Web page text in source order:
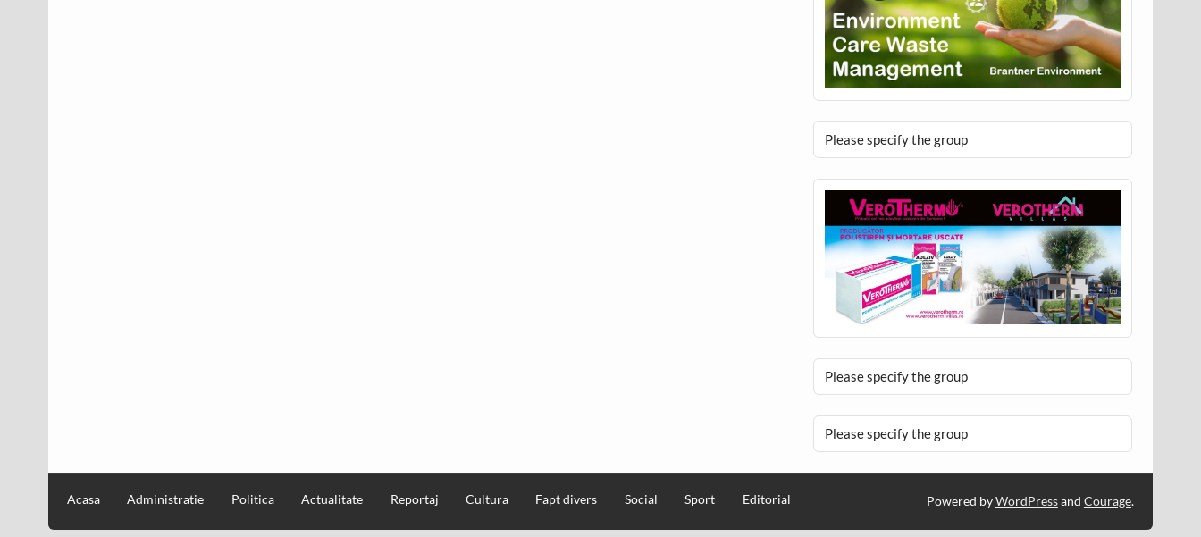
Please specify the group
Please specify the group
Please specify the group
Acasa Administratie Politica Actualitate Reportaj Cultura Fapt divers Social Sport Editorial Powered byWordPressand Courage.